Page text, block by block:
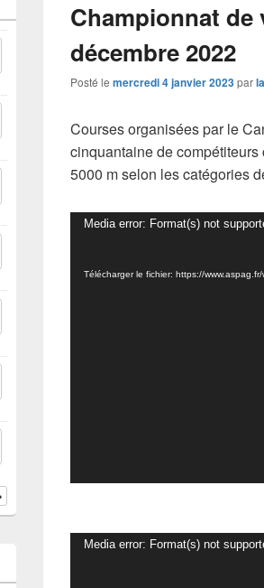
Championnat de
décembre 2022
Posté le mercredi 4 janvier 2023par
Courses organisées par le
cinquantaine de
5000 m selon les catégories
Lecteur
Media error: Format(s) not
Télécharger le fichier: https://
Lecteur
Media error: Format(s) not